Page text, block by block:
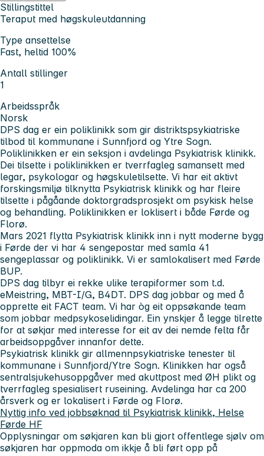
Stillingstittel
Teraput med høgskuleutdanning
Type ansettelse
Fast, heltid 100%
Antall stillinger
1
Arbeidsspråk
Norsk
DPS dag er ein poliklinikk som gir distriktspsykiatriske
tilbod til kommunane i Sunnfjord og Ytre Sogn.
Poliklinikken er ein seksjon i avdelinga Psykiatrisk klinikk.
Dei tilsette i poliklinikken er tverrfagleg samansett med
legar, psykologar og høgskuletilsette. Vi har eit aktivt
forskingsmiljø tilknytta Psykiatrisk klinikk og har fleire
tilsette i pågåande doktorgradsprosjekt om psykisk helse
og behandling. Poliklinikken er loklisert i både Førde og
Florø.
Mars 2021 flytta Psykiatrisk klinikk inn i nytt moderne bygg
i Førde der vi har 4 sengepostar med samla 41
sengeplassar og poliklinikk. Vi er samlokalisert med Førde
BUP.
DPS dag tilbyr ei rekke ulike terapiformer som t.d.
eMeistring, MBT-I/G, B4DT. DPS dag jobbar og med å
opprette eit FACT team. Vi har òg eit oppsøkande team
som jobbar medpsykoselidingar. Ein ynskjer å legge tilrette
for at søkjar med interesse for eit av dei nemde felta får
arbeidsoppgåver innanfor dette.
Psykiatrisk klinikk gir allmennpsykiatriske tenester til
kommunane i Sunnfjord/Ytre Sogn. Klinikken har også
sentralsjukehusoppgåver med akuttpost med ØH plikt og
tverrfagleg spesialisert ruseining. Avdelinga har ca 200
årsverk og er lokalisert i Førde og Florø.
Nyttig info ved jobbsøknad til Psykiatrisk klinikk, Helse
Førde HF
Opplysningar om søkjaren kan bli gjort offentlege sjølv om
søkjaren har oppmoda om ikkje å bli ført opp på